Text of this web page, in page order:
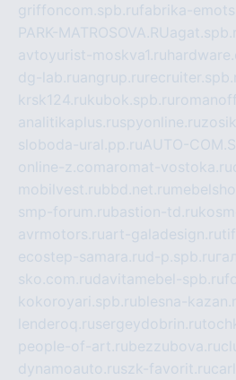
griffoncom.spb.rufabrika-
PARK-MATROSOVA.RU
avtoyurist-moskva1.ru
dg-lab.ruangrup.ru
krsk124.rukubok.spb.ru
analitikaplus.ruspyonline.ru
sloboda-ural.pp.ruAUTO-
online-z.comaromat-vostoka.ru
mobilvest.rubbd.net.ru
smp-forum.rubastion-td.ru
avrmotors.ruart-galadesign.ru
ecostep-samara.rud-p.spb.ru
sko.com.rudavitamebel-spb.ru
kokoroyari.spb.rublesna-
lenderoq.rusergeydobrin.ru
people-of-art.rubezzubova.ru
dynamoauto.ruszk-favorit.ru